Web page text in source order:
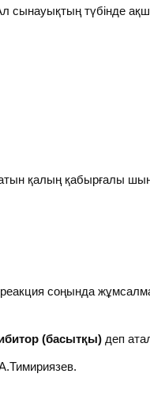
сынауықтың түбінде
қалың қабырғалы
соңында
(басытқы) деп